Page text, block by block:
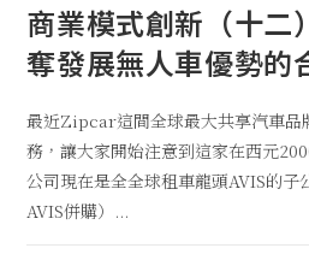
商業模式創新（十二
奪發展無人車優勢的
最近Zipcar這間全球最大共享汽車品
務，讓大家開始注意到這家在西元
公司現在是全全球租車龍頭AVIS的
AVIS併購）...